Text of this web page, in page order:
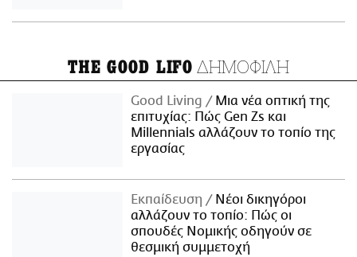
THE GOOD LIFO ΔΗΜΟΦΙΛΗ
Good Living
Μια νέα οπτική της
επιτυχίας: Πώς Gen Zs και
Millennials αλλάζουν το τοπίο της
εργασίας
Εκπαίδευση
Νέοι δικηγόροι
αλλάζουν το τοπίο: Πώς οι
σπουδές Νομικής οδηγούν σε
θεσμική συμμετοχή